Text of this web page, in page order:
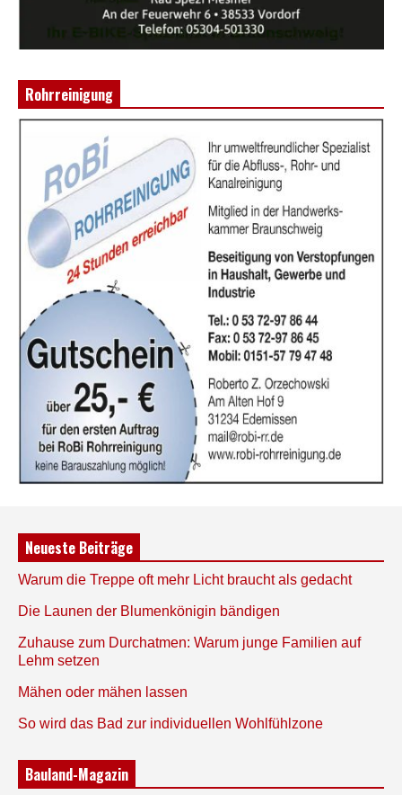
Rohrreinigung
Neueste Beiträge
Warum die Treppe oft mehr Licht braucht als gedacht
Die Launen der Blumenkönigin bändigen
Zuhause zum Durchatmen: Warum junge Familien auf
Lehm setzen
Mähen oder mähen lassen
So wird das Bad zur individuellen Wohlfühlzone
Bauland-Magazin